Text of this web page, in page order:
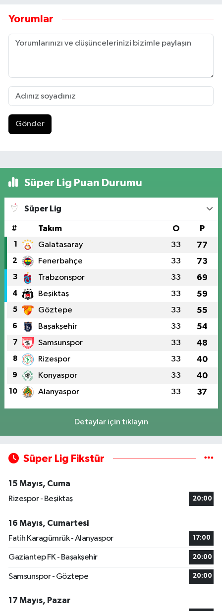
Yorumlar
Gönder
Süper Lig Puan Durumu
Süper Lig
# Takım O P
1 Galatasaray 33 77
2 Fenerbahçe 33 73
3 Trabzonspor 33 69
4 Beşiktaş 33 59
5 Göztepe 33 55
6 Başakşehir 33 54
7 Samsunspor 33 48
8 Rizespor 33 40
9 Konyaspor 33 40
10 Alanyaspor 33 37
Detaylar için tıklayın
Süper Lig Fikstür
15 Mayıs, Cuma
Rizespor - Beşiktaş
20:00
16 Mayıs, Cumartesi
Fatih Karagümrük - Alanyaspor
17:00
Gaziantep FK - Başakşehir 20:00
Samsunspor - Göztepe 20:00
17 Mayıs, Pazar